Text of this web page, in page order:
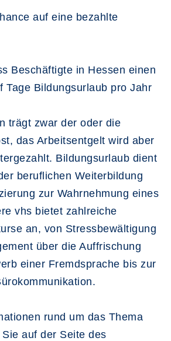
auf eine bezahlte
Beschäftigte in Hessen einen
Tage Bildungsurlaub pro Jahr
trägt zwar der oder die
das Arbeitsentgelt wird aber
Bildungsurlaub dient
beruflichen Weiterbildung
zur Wahrnehmung eines
vhs bietet zahlreiche
an, von Stressbewältigung
über die Auffrischung
einer Fremdsprache bis zur
rund um das Thema
auf der Seite des